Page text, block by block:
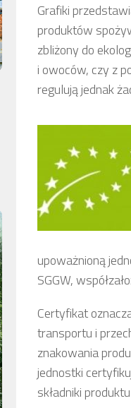
Grafiki
produktów
zbliżony do
i owoców, czy z
regulują jednak
upoważnioną
SGGW,
Certyfikat
transportu i
znakowania
jednostki
składniki